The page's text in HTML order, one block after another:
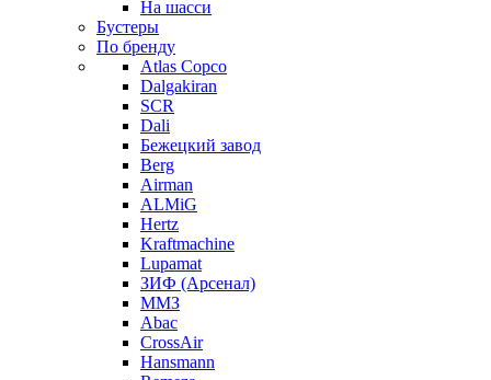
На шасси
Бустеры
По бренду
Atlas Copco
Dalgakiran
SCR
Dali
Бежецкий завод
Berg
Airman
ALMiG
Hertz
Kraftmachine
Lupamat
ЗИФ (Арсенал)
ММЗ
Abac
CrossAir
Hansmann